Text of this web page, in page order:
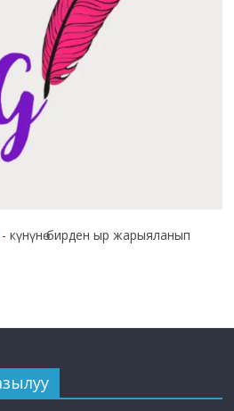
- күнүнө бирден ыр жарыяланып